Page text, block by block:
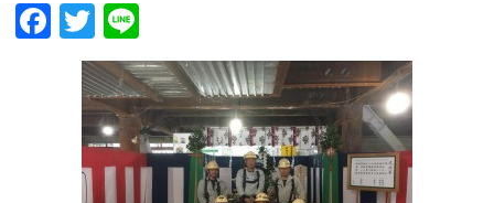
Facebook
Twitter